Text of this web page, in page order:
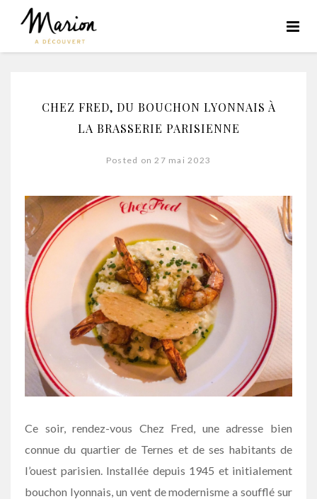
CHEZ FRED, DU BOUCHON LYONNAIS À
LA BRASSERIE PARISIENNE
Posted on 27 mai 2023
Ce soir, rendez-vous Chez Fred, une adresse bien
connue du quartier de Ternes et de ses habitants de
l’ouest parisien. Installée depuis 1945 et initialement
bouchon lyonnais, un vent de modernisme a soufflé sur